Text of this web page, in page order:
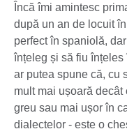
Încă îmi amintesc
după un an de locuit
perfect în spaniolă,
înțeleg și să fiu înțeles
ar putea spune că, cu
mult mai ușoară
greu sau mai ușor în
dialectelor - este o